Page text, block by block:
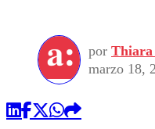
por
marzo 18,